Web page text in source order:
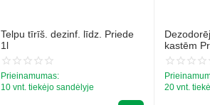
Telpu tīrīš. dezinf. līdz. Priede
1l
Prieinamumas:
10 vnt. tiekėjo sandėlyje
kastēm
20 vnt.